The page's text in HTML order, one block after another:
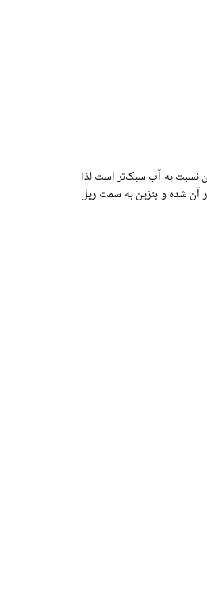
نسبت به آب سبک‌تر است لذا
شده و بنزین به سمت ریل